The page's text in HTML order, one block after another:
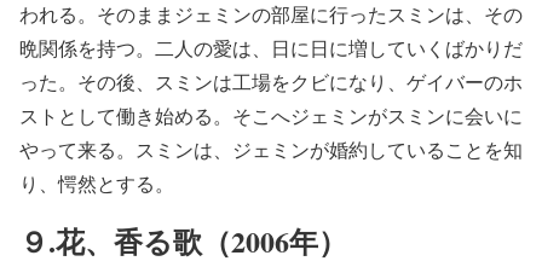
われる。そのままジェミンの部屋に行ったスミンは、その
晩関係を持つ。二人の愛は、日に日に増していくばかりだ
った。その後、スミンは工場をクビになり、ゲイバーのホ
ストとして働き始める。そこへジェミンがスミンに会いに
やって来る。スミンは、ジェミンが婚約していることを知
り、愕然とする。
９.花、香る歌（2006年）